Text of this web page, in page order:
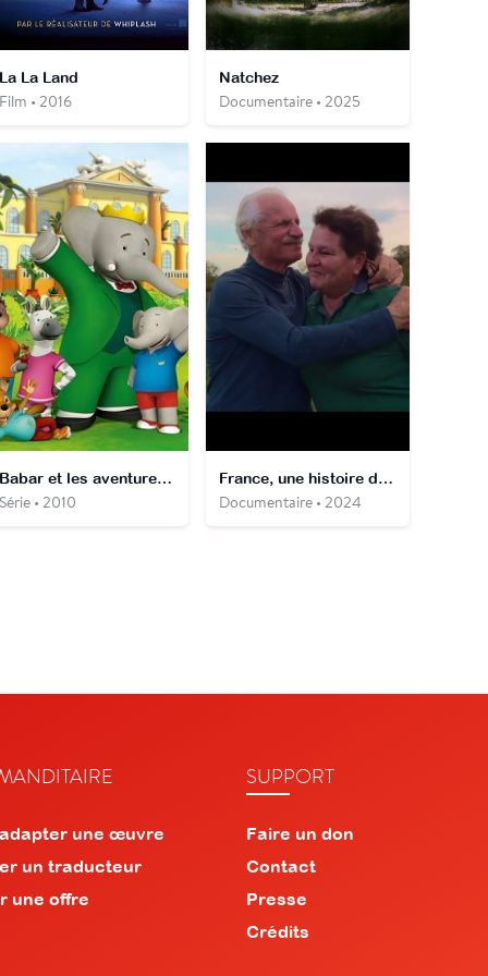
La Land
• 2016
Natchez
Documentaire • 2025
Babar et les aventures de Badou
• 2010
France, une histoire d'amour
Documentaire • 2024
une œuvre
un traducteur
une offre
SUPPORT
Faire un don
Contact
Presse
Crédits